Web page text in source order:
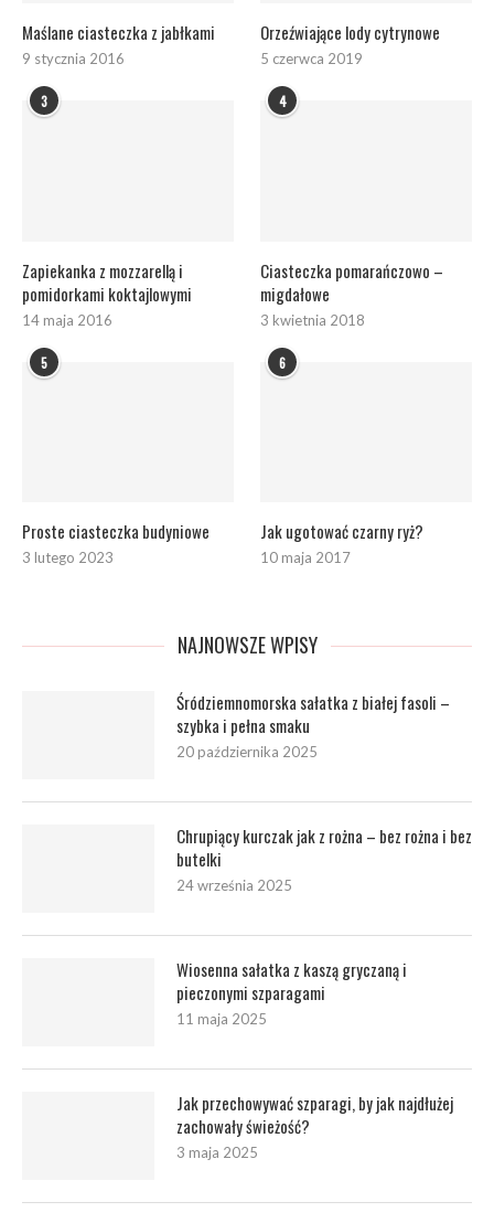
Maślane ciasteczka z jabłkami
9 stycznia 2016
Orzeźwiające lody cytrynowe
5 czerwca 2019
3
Zapiekanka z mozzarellą i
pomidorkami koktajlowymi
14 maja 2016
4
Ciasteczka pomarańczowo –
migdałowe
3 kwietnia 2018
5
Proste ciasteczka budyniowe
3 lutego 2023
6
Jak ugotować czarny ryż?
10 maja 2017
NAJNOWSZE WPISY
Śródziemnomorska sałatka z białej fasoli –
szybka i pełna smaku
20 października 2025
Chrupiący kurczak jak z rożna – bez rożna i bez
butelki
24 września 2025
Wiosenna sałatka z kaszą gryczaną i
pieczonymi szparagami
11 maja 2025
Jak przechowywać szparagi, by jak najdłużej
zachowały świeżość?
3 maja 2025